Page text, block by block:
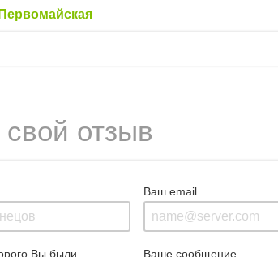
отзыв
Ваш email
Вы были
Ваше сообщение